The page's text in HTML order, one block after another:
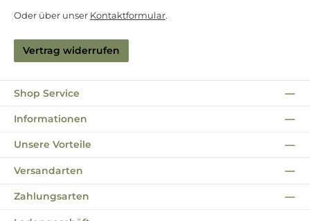
Oder über unser Kontaktformular.
Vertrag widerrufen
Shop Service
Informationen
Unsere Vorteile
Versandarten
Zahlungsarten